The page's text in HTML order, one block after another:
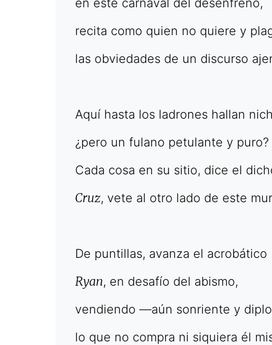
recita como quien no quiere y
las obviedades de un discurso
Aquí hasta los ladrones hallan
¿pero un fulano petulante y puro?
Cada cosa en su sitio, dice el
Cruz, vete al otro lado de este
De puntillas, avanza el acrobático
Ryan, en desafío del abismo,
vendiendo —aún sonriente y
lo que no compra ni siquiera él